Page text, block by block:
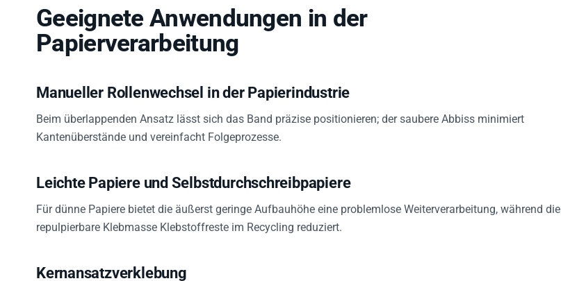
Geeignete Anwendungen in der
Papierverarbeitung
Manueller Rollenwechsel in der Papierindustrie
Beim überlappenden Ansatz lässt sich das Band präzise positionieren; der saubere Abbiss minimiert
Kantenüberstände und vereinfacht Folgeprozesse.
Leichte Papiere und Selbstdurchschreibpapiere
Für dünne Papiere bietet die äußerst geringe Aufbauhöhe eine problemlose Weiterverarbeitung, während die
repulpierbare Klebmasse Klebstoffreste im Recycling reduziert.
Kernansatzverklebung